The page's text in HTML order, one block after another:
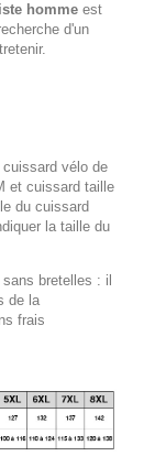
homme est
d'un
vélo de
et cuissard taille
du cuissard
la taille du
bretelles : il
de la
frais